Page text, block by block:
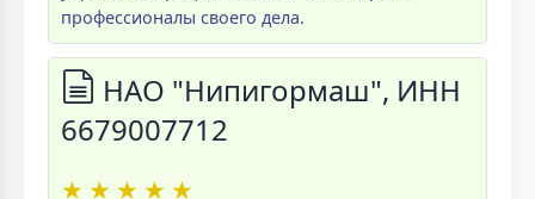
профессионалы своего дела.
НАО "Нипигормаш", ИНН
6679007712
★ ★ ★ ★ ★